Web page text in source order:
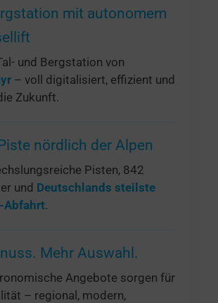
mit autonomem
und Bergstation von
– voll digitalisiert, effizient und
Zukunft.
nördlich der Alpen
Pisten, 842
und Deutschlands steilste
Abfahrt.
Mehr Auswahl.
Angebote sorgen für
– regional, modern,